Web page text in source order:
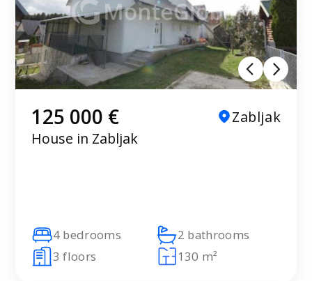
125 000 €
Zabljak
House in Zabljak
4 bedrooms
2 bathrooms
3 floors
130 m²